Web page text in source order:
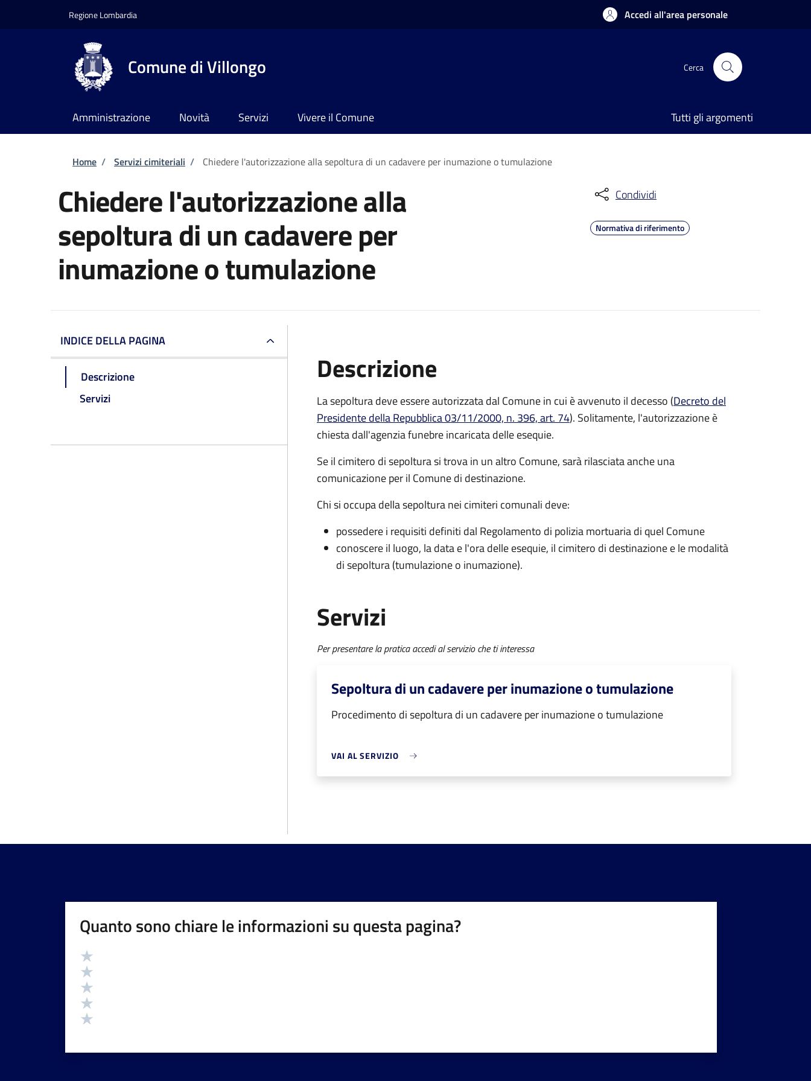
Regione Lombardia Accedi all'area personale
Comune di Villongo Cerca
Amministrazione Novità Servizi Vivere il Comune Tutti gli argomenti
Briciole di pane
Home / Servizi cimiteriali / Chiedere l'autorizzazione alla sepoltura di un cadavere per inumazione o tumulazione
Chiedere l'autorizzazione alla
sepoltura di un cadavere per
inumazione o tumulazione
Condividi
Normativa di riferimento
INDICE DELLA PAGINA
Descrizione
Servizi
Descrizione
La sepoltura deve essere autorizzata dal Comune in cui è avvenuto il decesso (Decreto del
Presidente della Repubblica 03/11/2000, n. 396, art. 74). Solitamente, l'autorizzazione è
chiesta dall'agenzia funebre incaricata delle esequie.
Se il cimitero di sepoltura si trova in un altro Comune, sarà rilasciata anche una
comunicazione per il Comune di destinazione.
Chi si occupa della sepoltura nei cimiteri comunali deve:
possedere i requisiti definiti dal Regolamento di polizia mortuaria di quel Comune
conoscere il luogo, la data e l'ora delle esequie, il cimitero di destinazione e le modalità
di sepoltura (tumulazione o inumazione).
Servizi
Per presentare la pratica accedi al servizio che ti interessa
Sepoltura di un cadavere per inumazione o tumulazione
Procedimento di sepoltura di un cadavere per inumazione o tumulazione
VAI AL SERVIZIO
Quanto sono chiare le informazioni su questa pagina?
Valutazione